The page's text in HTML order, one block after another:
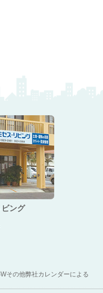
ビング
その他弊社カレンダーによる